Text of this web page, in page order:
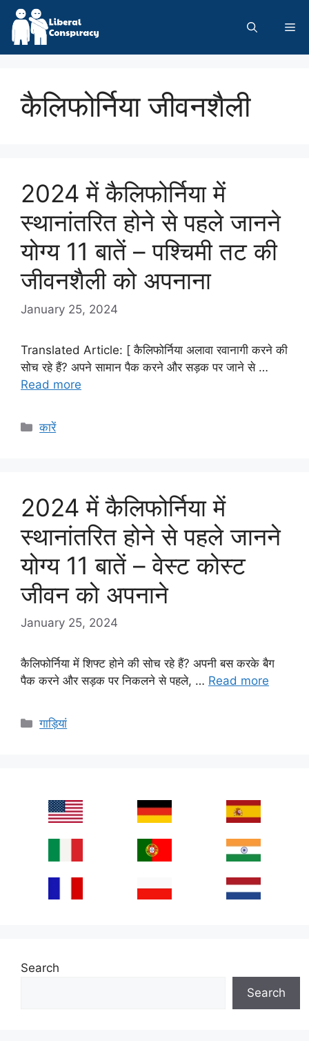
Skip
content
कैलिफोर्निया जीवनशैली
2024 में कैलिफोर्निया में
स्थानांतरित होने से पहले जानने
योग्य 11 बातें – पश्चिमी तट की
जीवनशैली को अपनाना
January 25, 2024
Translated Article: [ कैलिफोर्निया अलावा रवानागी करने की
सोच रहे हैं? अपने सामान पैक करने और सड़क पर जाने से …
Read more
Categories
कारें
2024 में कैलिफोर्निया में
स्थानांतरित होने से पहले जानने
योग्य 11 बातें – वेस्ट कोस्ट
जीवन को अपनाने
January 25, 2024
कैलिफोर्निया में शिफ्ट होने की सोच रहे हैं? अपनी बस करके बैग
पैक करने और सड़क पर निकलने से पहले, … Read more
Categories
गाड़ियां
Search
Search